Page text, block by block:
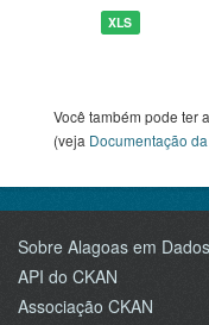
XLS
Você também pode ter
(veja Documentação
Sobre Alagoas em
API do CKAN
Associação CKAN